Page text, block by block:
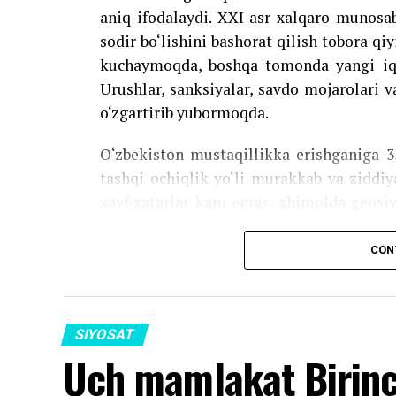
Yangi O‘zbekiston tomonidan
qaratilgan tashqi siyosatning,
xalqaro maydonda yuksak e’tirof
Source link
aniq ifodalaydi. XXI asr xalqaro
sodir bo‘lishini bashorat qilish tobora
kuchaymoqda, boshqa tomonda yangi
Urushlar, sanksiyalar, savdo
o‘zgartirib yubormoqda.
O‘zbekiston mustaqillikka erishganiga
tashqi ochiqlik yo‘li murakkab va
g‘arbda esa turli iqtisodiy va siyosiy
shunday murakkab muhitda
O‘zbekistonning geosiyosiy
Bugungi kunda Markaziy Osiyo
Mintaqa Sharq va G‘arbni, Shimol va
SIYOSAT
Uch mamlakat